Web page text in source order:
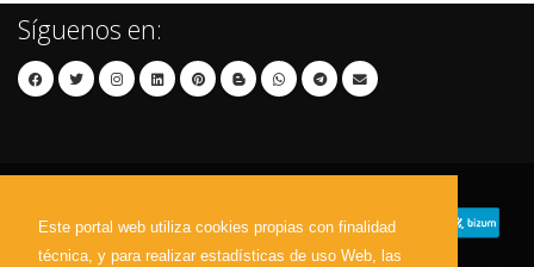
Este portal web utiliza cookies propias con finalidad
técnica, y para realizar estadísticas de uso Web, las
Síguenos en: